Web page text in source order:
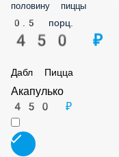
0.5 порц.
450 ₽
Акапулько
450 ₽